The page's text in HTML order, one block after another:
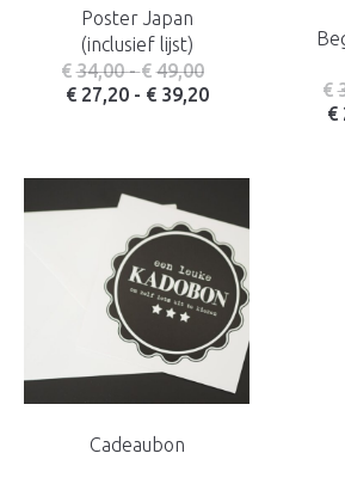
Poster Japan
(inclusief lijst)
€ 34,00 - € 49,00Prijsklasse: €
€ 27,20 - € 39,20Prijsklasse: € €
€
Cadeaubon